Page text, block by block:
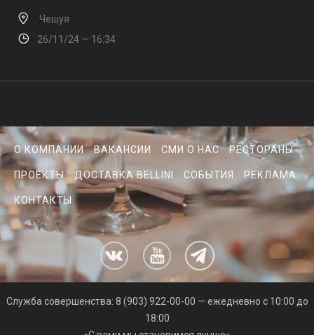
Чешуя
26/11/24 — 16:34
О КОМПАНИИ ВАКАНСИИ СМИ О НАС РЕСТОРАНЫ
ПРОЕКТЫ ДОСТАВКА BELLINI СОБЫТИЯ РЕКЛАМА
КОНТАКТЫ
Cлужба совершенства: 8 (903) 922-00-00 — ежедневно с 10:00 до
18:00